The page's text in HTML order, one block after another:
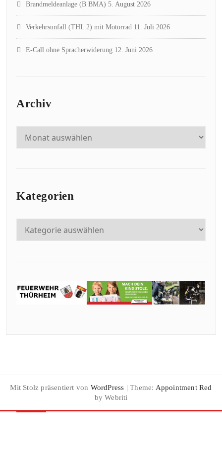
Brandmeldeanlage (B BMA) 5. August 2026
Verkehrsunfall (THL 2) mit Motorrad 11. Juli 2026
E-Call ohne Spracherwiderung 12. Juni 2026
Archiv
Kategorien
Mit Stolz präsentiert von WordPress | Theme: Appointment Red
by Webriti